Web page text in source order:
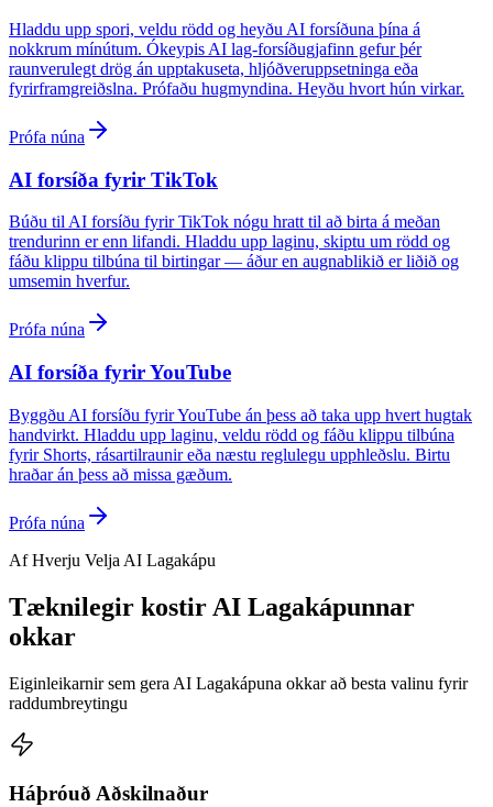
Hladdu upp spori, veldu rödd og heyðu AI forsíðuna þína á
nokkrum mínútum. Ókeypis AI lag-forsíðugjafinn gefur þér
raunverulegt drög án upptakuseta, hljóðveruppsetninga eða
fyrirframgreiðslna. Prófaðu hugmyndina. Heyðu hvort hún virkar.
Prófa núna
AI forsíða fyrir TikTok
Búðu til AI forsíðu fyrir TikTok nógu hratt til að birta á meðan
trendurinn er enn lifandi. Hladdu upp laginu, skiptu um rödd og
fáðu klippu tilbúna til birtingar — áður en augnablikið er liðið og
umsemin hverfur.
Prófa núna
AI forsíða fyrir YouTube
Byggðu AI forsíðu fyrir YouTube án þess að taka upp hvert hugtak
handvirkt. Hladdu upp laginu, veldu rödd og fáðu klippu tilbúna
fyrir Shorts, rásartilraunir eða næstu reglulegu upphleðslu. Birtu
hraðar án þess að missa gæðum.
Prófa núna
Af Hverju Velja AI Lagakápu
Tæknilegir kostir AI Lagakápunnar
okkar
Eiginleikarnir sem gera AI Lagakápuna okkar að besta valinu fyrir
raddumbreytingu
Háþróuð Aðskilnaður